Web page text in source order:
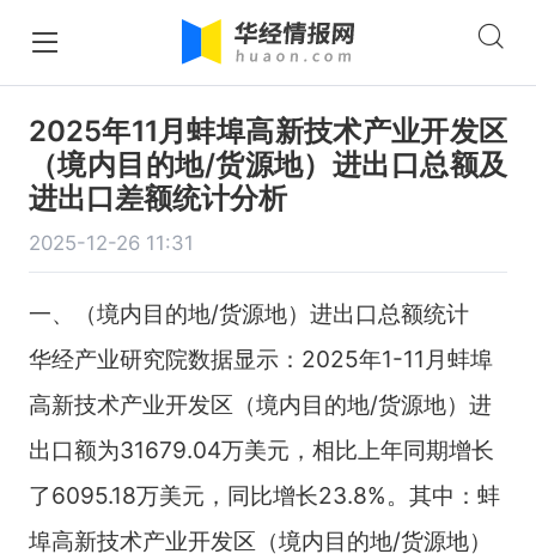
2025年11月蚌埠高新技术产业开发区
（境内目的地/货源地）进出口总额及
进出口差额统计分析
2025-12-26 11:31
一、（境内目的地/货源地）进出口总额统计
华经产业研究院数据显示：2025年1-11月蚌埠
高新技术产业开发区（境内目的地/货源地）进
出口额为31679.04万美元，相比上年同期增长
了6095.18万美元，同比增长23.8%。其中：蚌
埠高新技术产业开发区（境内目的地/货源地）